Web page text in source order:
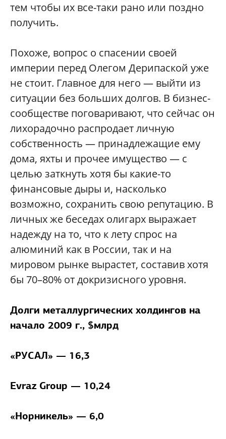
тем чтобы их все-таки рано или поздно
получить.
Похоже, вопрос о спасении своей
империи перед Олегом Дерипаской уже
не стоит. Главное для него — выйти из
ситуации без больших долгов. В бизнес-
сообществе поговаривают, что сейчас он
лихорадочно распродает личную
собственность — принадлежащие ему
дома, яхты и прочее имущество — с
целью заткнуть хотя бы какие-то
финансовые дыры и, насколько
возможно, сохранить свою репутацию. В
личных же беседах олигарх выражает
надежду на то, что к лету спрос на
алюминий как в России, так и на
мировом рынке вырастет, составив хотя
бы 70–80% от докризисного уровня.
Долги металлургических холдингов на
начало 2009 г., $млрд
«РУСАЛ» — 16,3
Evraz Group — 10,24
«Норникель» — 6,0